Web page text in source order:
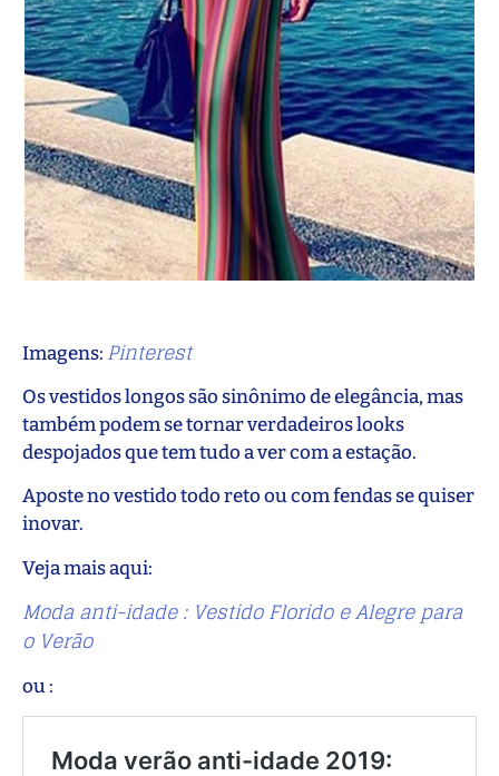
Imagens: Pinterest
Os vestidos longos são sinônimo de elegância, mas
também podem se tornar verdadeiros looks
despojados que tem tudo a ver com a estação.
Aposte no vestido todo reto ou com fendas se quiser
inovar.
Veja mais aqui:
Moda anti-idade : Vestido Florido e Alegre para
o Verão
ou :